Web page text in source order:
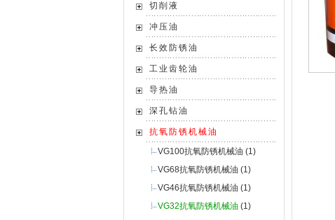
切削液
冲压油
长效防锈油
工业齿轮油
导热油
深孔钻油
抗氧防锈机械油
VG100抗氧防锈机械油 (1)
VG68抗氧防锈机械油 (1)
VG46抗氧防锈机械油 (1)
VG32抗氧防锈机械油 (1)